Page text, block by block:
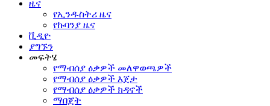
ዜና
የኢንዱስትሪ ዜና
የኩባንያ ዜና
ቪዲዮ
ያግኙን
መፍትሄ
የማብሰያ ዕቃዎች መለዋወጫዎች
የማብሰያ ዕቃዎች እጀታ
የማብሰያ ዕቃዎች ክዳኖች
ማበጀት